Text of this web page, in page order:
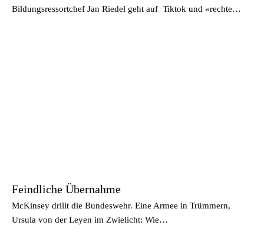
Bildungsressortchef Jan Riedel geht auf Tiktok und «rechte…
Feindliche Übernahme
McKinsey drillt die Bundeswehr. Eine Armee in Trümmern,
Ursula von der Leyen im Zwielicht: Wie…